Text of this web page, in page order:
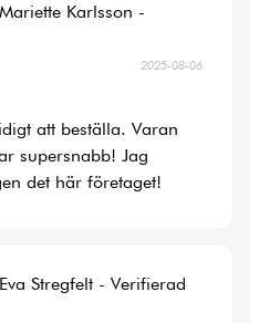
Karlsson -
2025-08-06
att beställa. Varan
supersnabb! Jag
det här företaget!
Stregfelt - Verifierad